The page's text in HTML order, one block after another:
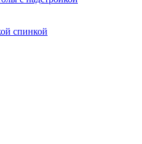
спинкой